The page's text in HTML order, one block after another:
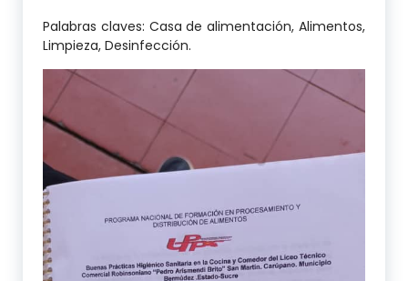
Palabras claves: Casa de alimentación, Alimentos,
Limpieza, Desinfección.